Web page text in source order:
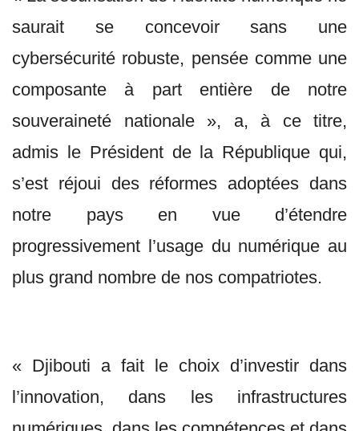
saurait se concevoir sans une
cybersécurité robuste, pensée comme une
composante à part entière de notre
souveraineté nationale », a, à ce titre,
admis le Président de la République qui,
s’est réjoui des réformes adoptées dans
notre pays en vue d’étendre
progressivement l’usage du numérique au
plus grand nombre de nos compatriotes.
« Djibouti a fait le choix d’investir dans
l’innovation, dans les infrastructures